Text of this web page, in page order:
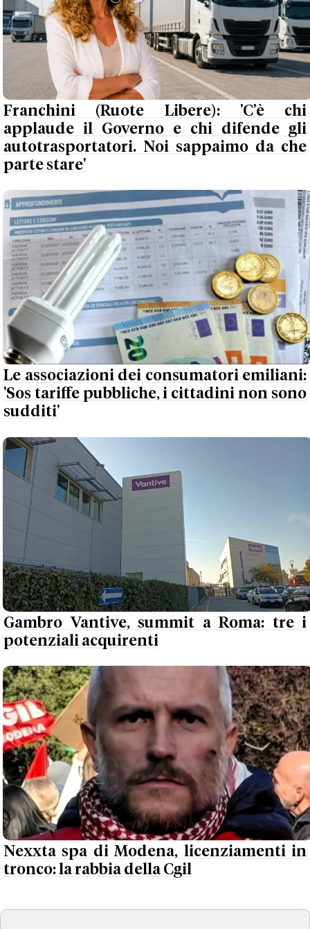
Franchini (Ruote Libere): 'C'è chi
applaude il Governo e chi difende gli
autotrasportatori. Noi sappaimo da che
parte stare'
Le associazioni dei consumatori emiliani:
'Sos tariffe pubbliche, i cittadini non sono
sudditi'
Gambro Vantive, summit a Roma: tre i
potenziali acquirenti
Nexxta spa di Modena, licenziamenti in
tronco: la rabbia della Cgil